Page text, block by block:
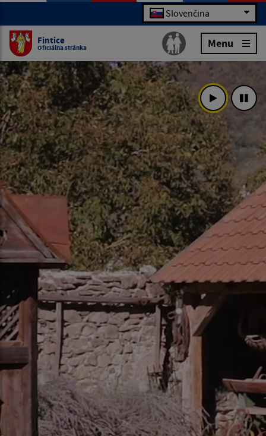
Slovenčina
Fintice
Oficiálna stránka Menu